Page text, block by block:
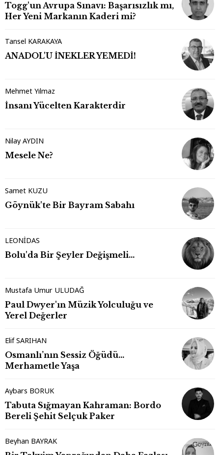
Togg'un Avrupa Sınavı: Başarısızlık mı,
Her Yeni Markanın Kaderi mi?
Tansel KARAKAYA
ANADOL'U İNEKLER YEMEDİ!
Mehmet Yılmaz
İnsanı Yücelten Karakterdir
Nilay AYDIN
Mesele Ne?
Samet KUZU
Göynük'te Bir Bayram Sabahı
LEONİDAS
Bolu'da Bir Şeyler Değişmeli…
Mustafa Umur ULUDAĞ
Paul Dwyer'ın Müzik Yolculuğu ve
Yerel Değerler
Elif SARIHAN
Osmanlı’nın Sessiz Öğüdü…
Merhametle Yaşa
Aybars BORUK
Tabuta Sığmayan Kahraman: Bordo
Bereli Şehit Selçuk Paker
Beyhan BAYRAK